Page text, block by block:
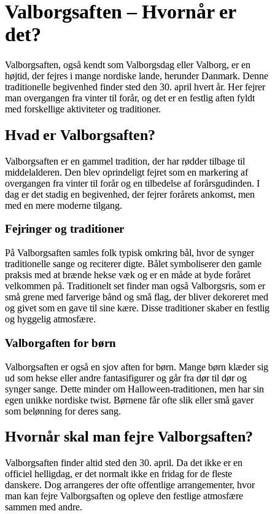
Valborgsaften – Hvornår er
det?
Valborgsaften, også kendt som Valborgsdag eller Valborg, er en
højtid, der fejres i mange nordiske lande, herunder Danmark. Denne
traditionelle begivenhed finder sted den 30. april hvert år. Her fejrer
man overgangen fra vinter til forår, og det er en festlig aften fyldt
med forskellige aktiviteter og traditioner.
Hvad er Valborgsaften?
Valborgsaften er en gammel tradition, der har rødder tilbage til
middelalderen. Den blev oprindeligt fejret som en markering af
overgangen fra vinter til forår og en tilbedelse af forårsgudinden. I
dag er det stadig en begivenhed, der fejrer forårets ankomst, men
med en mere moderne tilgang.
Fejringer og traditioner
På Valborgsaften samles folk typisk omkring bål, hvor de synger
traditionelle sange og reciterer digte. Bålet symboliserer den gamle
praksis med at brænde hekse væk og er en måde at byde foråret
velkommen på. Traditionelt set finder man også Valborgsris, som er
små grene med farverige bånd og små flag, der bliver dekoreret med
og givet som en gave til sine kære. Disse traditioner skaber en festlig
og hyggelig atmosfære.
Valborgaften for børn
Valborgsaften er også en sjov aften for børn. Mange børn klæder sig
ud som hekse eller andre fantasifigurer og går fra dør til dør og
synger sange. Dette minder om Halloween-traditionen, men har sin
egen unikke nordiske twist. Børnene får ofte slik eller små gaver
som belønning for deres sang.
Hvornår skal man fejre Valborgsaften?
Valborgsaften finder altid sted den 30. april. Da det ikke er en
officiel helligdag, er det normalt ikke en fridag for de fleste
danskere. Dog arrangeres der ofte offentlige arrangementer, hvor
man kan fejre Valborgsaften og opleve den festlige atmosfære
sammen med andre.